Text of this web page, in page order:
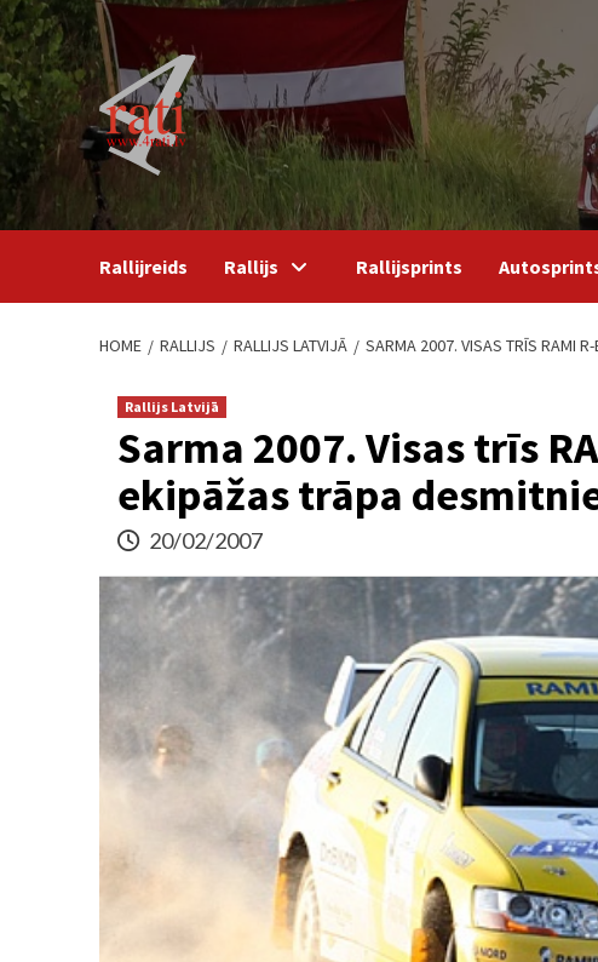
Skip
to
content
Rallijreids Rallijs Rallijsprints
HOME RALLIJS RALLIJS LATVIJĀ SARMA 2007. VISAS TRĪS RAMI
Rallijs Latvijā
Sarma 2007. Visas trīs
ekipāžas trāpa
20/02/2007